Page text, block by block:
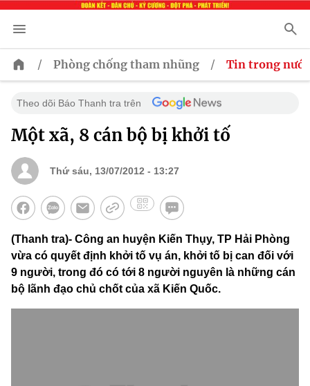
/ Phòng chống tham nhũng / Tin trong nước
Theo dõi Báo Thanh tra trên
Một xã, 8 cán bộ bị khởi tố
Thứ sáu, 13/07/2012 - 13:27
(Thanh tra)- Công an huyện Kiến Thụy, TP Hải Phòng
vừa có quyết định khởi tố vụ án, khởi tố bị can đối với
9 người, trong đó có tới 8 người nguyên là những cán
bộ lãnh đạo chủ chốt của xã Kiến Quốc.